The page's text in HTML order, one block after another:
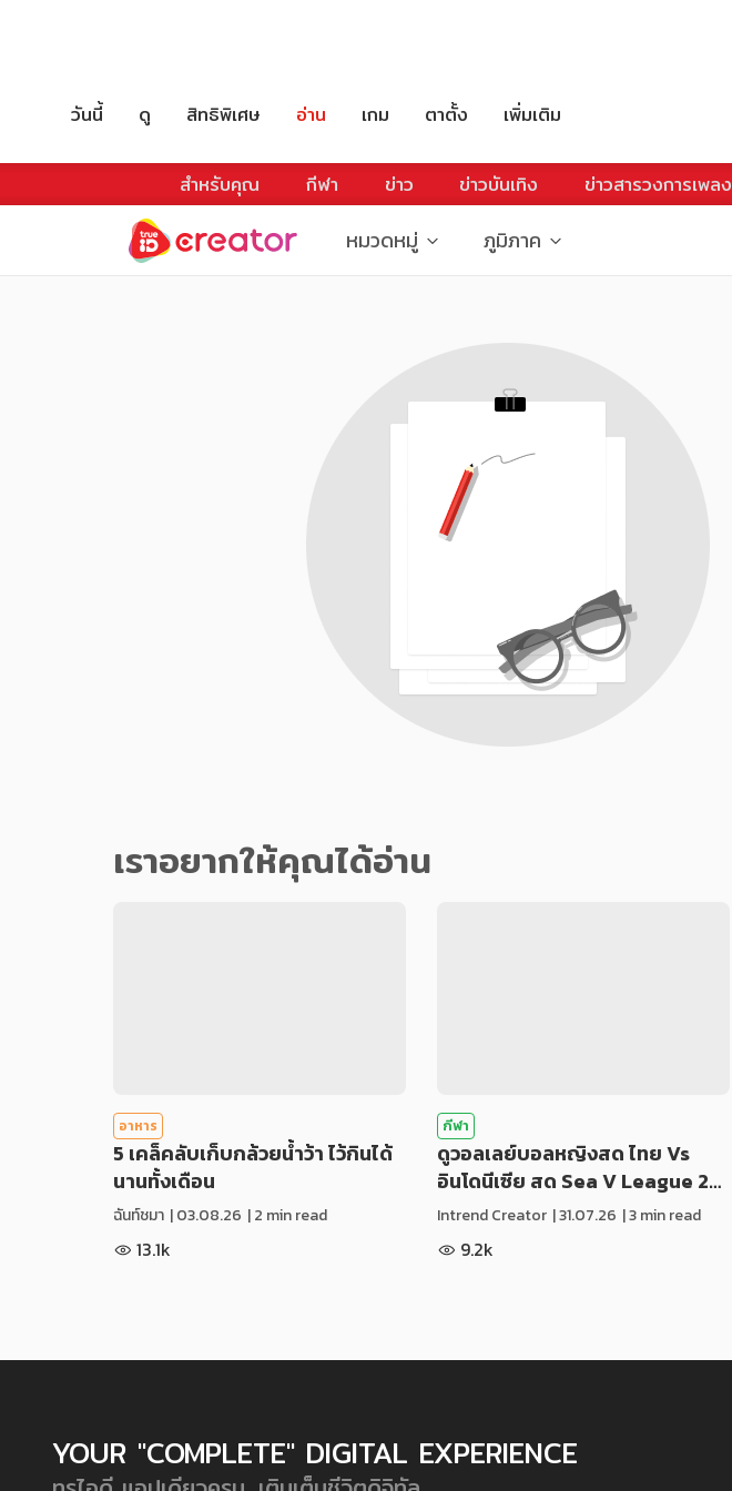
วันนี้ ดู สิทธิพิเศษ อ่าน เกม ตาตั้ง เพิ่มเติม
สำหรับคุณ กีฬา ข่าว ข่าวบันเทิง ข่าวสารวงการเพลง
หมวดหมู่ ภูมิภาค
เราอยากให้คุณได้อ่าน
อาหาร
5 เคล็คลับเก็บกล้วยน้ำว้า ไว้กินได้
นานทั้งเดือน
ฉันท์ชมา |03.08.26 | 2 min read
13.1k
กีฬา
ดูวอลเลย์บอลหญิงสด ไทย Vs
อินโดนีเซีย สด Sea V League 2…
Intrend Creator |31.07.26 | 3 min read
9.2k
YOUR "COMPLETE" DIGITAL EXPERIENCE